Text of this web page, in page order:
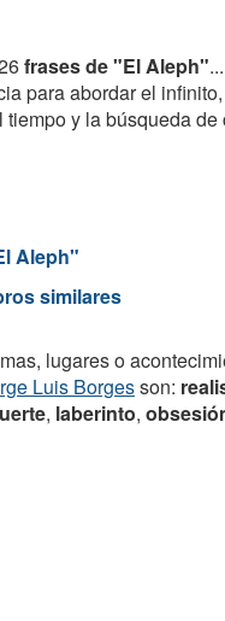
frases de "El Aleph"
para abordar el
y la búsqueda de
Aleph"
similares
lugares o
Luis Borgesson:
, laberinto,